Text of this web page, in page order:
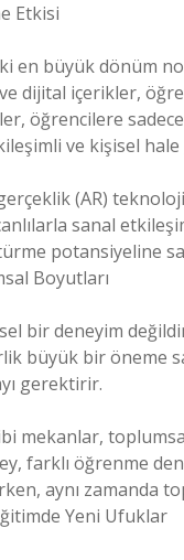
Etkisi
en büyük dönüm
dijital içerikler,
öğrencilere
ve kişisel
(AR)
sanal
potansiyeline
Boyutları
bir deneyim
büyük bir öneme
gerektirir.
mekanlar,
farklı öğrenme
aynı zamanda
Yeni Ufuklar